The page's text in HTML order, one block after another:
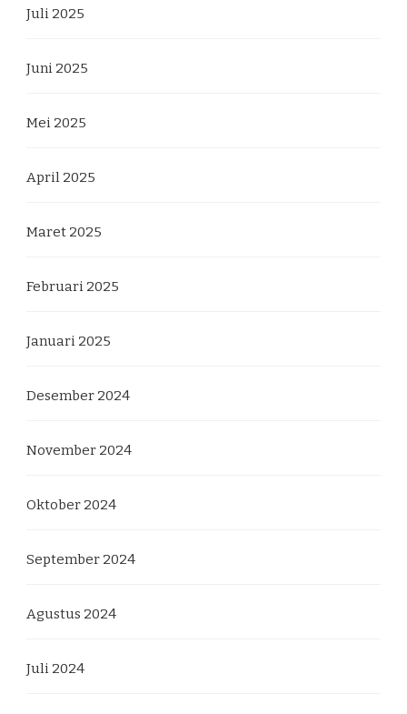
Juli 2025
Juni 2025
Mei 2025
April 2025
Maret 2025
Februari 2025
Januari 2025
Desember 2024
November 2024
Oktober 2024
September 2024
Agustus 2024
Juli 2024